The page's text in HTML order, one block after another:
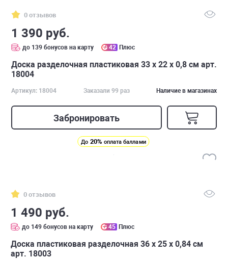
0 отзывов
1 390 руб.
до 139 бонусов на карту 42 Плюс
Доска разделочная пластиковая 33 х 22 х 0,8 см арт.
18004
Артикул: 18004 Заказали 99 раз Наличие в магазинах
Забронировать
До 20% оплата баллами
0 отзывов
1 490 руб.
до 149 бонусов на карту 45 Плюс
Доска пластиковая разделочная 36 х 25 х 0,84 см
арт. 18003